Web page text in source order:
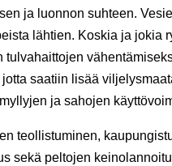
ja luonnon suhteen.
lähtien. Koskia ja jokia
tulvahaittojen
saatiin lisää
ja sahojen
teollistuminen,
sekä peltojen